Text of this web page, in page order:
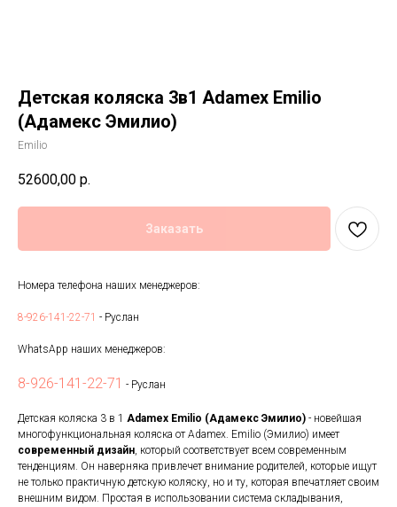
Детская коляска 3в1 Adamex Emilio
(Адамекс Эмилио)
Emilio
52600,00 р.
Заказать
Номера телефона наших менеджеров:
8-926-141-22-71 - Руслан
WhatsApp наших менеджеров:
8-926-141-22-71 - Руслан
Детская коляска 3 в 1 Adamex Emilio (Адамекс Эмилио) - новейшая
многофункциональная коляска от Adamex. Emilio (Эмилио) имеет
современный дизайн, который соответствует всем современным
тенденциям. Он наверняка привлечет внимание родителей, которые ищут
не только практичную детскую коляску, но и ту, которая впечатляет своим
внешним видом. Простая в использовании система складывания,